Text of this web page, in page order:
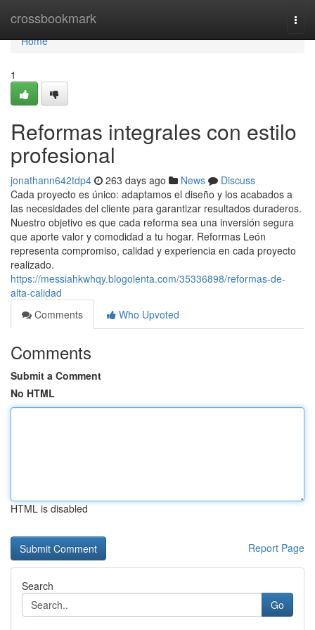
crossbookmark
Home
Home
1
Reformas integrales con estilo
profesional
jonathann642tdp4 263 days ago News
Discuss
Cada proyecto es único: adaptamos el diseño y los acabados a
las necesidades del cliente para garantizar resultados duraderos.
Nuestro objetivo es que cada reforma sea una inversión segura
que aporte valor y comodidad a tu hogar. Reformas León
representa compromiso, calidad y experiencia en cada proyecto
realizado.
https://messiahkwhqy.blogolenta.com/35336898/reformas-de-
alta-calidad
Comments
Who Upvoted
Comments
Submit a Comment
No HTML
HTML is disabled
Report Page
Search
Go